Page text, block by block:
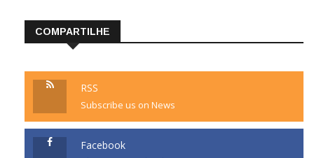
COMPARTILHE
RSS
Subscribe us on News
Facebook